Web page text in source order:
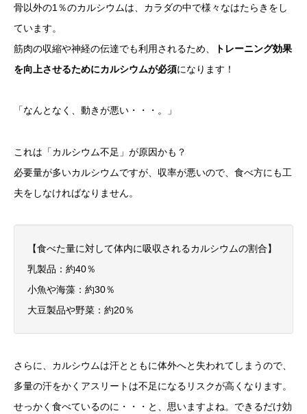
骨以外の1％のカルシウムは、カラダの中で様々なはたらきをし
ています。
筋肉の収縮や神経の伝達でも利用されるため、
トレーニング効果
を向上させるためにカルシウムが必須になります！
「なんとなく、動きが悪い・・・。」
これは「カルシウム不足」が原因かも？
必要量が多いカルシウムですが、収率が悪いので、食べ方にも工
夫をしなければなりません。
【食べた量に対して体内に吸収されるカルシウムの割合】
乳製品：約40％
小魚や海藻：約30％
大豆製品や野菜：約20％
さらに、カルシウムは汗とともに体外へと失われてしまうので、
多量の汗をかくアスリートは不足になるリスクが高くなります。
せっかく食べているのに・・・と、思いますよね。できるだけ効